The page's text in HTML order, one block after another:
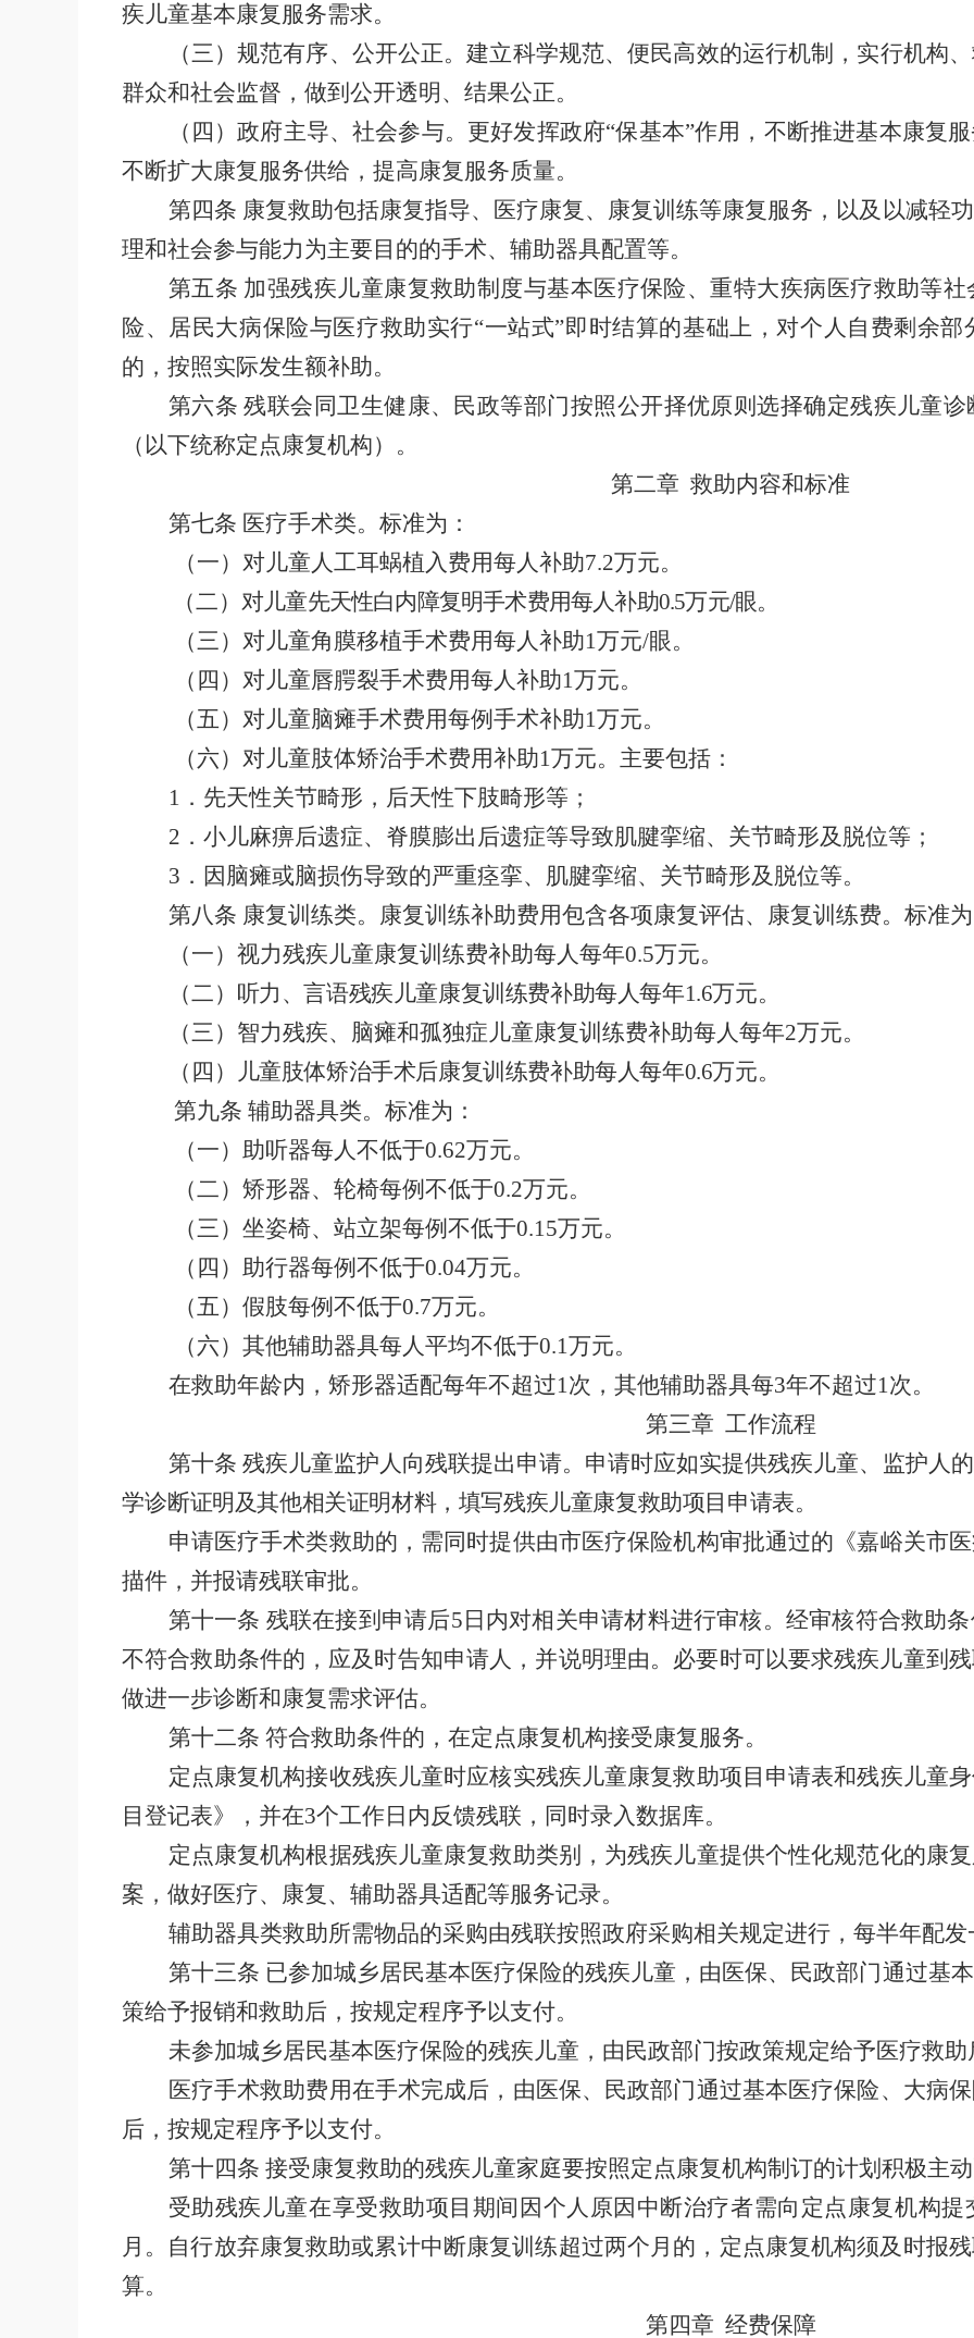
疾儿童基本康复服务需求。
（三）规范有序、公开公正。建立科学规范、便民高效的运行机制，实行机构
群众和社会监督，做到公开透明、结果公正。
（四）政府主导、社会参与。更好发挥政府“保基本”作用，不断推进基本康复
不断扩大康复服务供给，提高康复服务质量。
第四条 康复救助包括康复指导、医疗康复、康复训练等康复服务，以及以减轻
理和社会参与能力为主要目的的手术、辅助器具配置等。
第五条 加强残疾儿童康复救助制度与基本医疗保险、重特大疾病医疗救助等
险、居民大病保险与医疗救助实行“一站式”即时结算的基础上，对个人自费剩余
的，按照实际发生额补助。
第六条 残联会同卫生健康、民政等部门按照公开择优原则选择确定残疾儿童
（以下统称定点康复机构）。
第二章 救助内容和标准
第七条 医疗手术类。标准为：
（一）对儿童人工耳蜗植入费用每人补助7.2万元。
（二） 对儿童先天性白内障复明手术费用每人补助0.5万元/眼。
（三）对儿童角膜移植手术费用每人补助1万元/眼。
（四）对儿童唇腭裂手术费用每人补助1万元。
（五）对儿童脑瘫手术费用每例手术补助1万元。
（六）对儿童肢体矫治手术费用补助1万元。主要包括：
1 ．先天性关节畸形，后天性下肢畸形等；
2 ．小儿麻痹后遗症、脊膜膨出后遗症等导致肌腱挛缩、关节畸形及脱位等；
3 ．因脑瘫或脑损伤导致的严重痉挛、肌腱挛缩、关节畸形及脱位等。
第八条 康复训练类。康复训练补助费用包含各项康复评估、康复训练费。标准
（一）视力残疾儿童康复训练费补助每人每年0.5万元。
（二） 听力、言语残疾儿童康复训练费补助每人每年1.6万元。
（三）智力残疾、脑瘫和孤独症儿童康复训练费补助每人每年2万元。
（四）
儿童肢体矫治手术后康复训练费补助每人每年0.6万元。
第九条 辅助器具类。标准为：
（一）助听器每人不低于0.62万元。
（二）矫形器、轮椅每例不低于0.2万元。
（三）坐姿椅、站立架每例不低于0.15万元。
（四）助行器每例不低于0.04万元。
（五）假肢每例不低于0.7万元。
（六）其他辅助器具每人平均不低于0.1万元。
在救助年龄内，矫形器适配每年不超过1次，其他辅助器具每3年不超过1次。
第三章 工作流程
第十条 残疾儿童监护人向残联提出申请。申请时应如实提供残疾儿童、监护人
学诊断证明及其他相关证明材料，填写残疾儿童康复救助项目申请表。
申请医疗手术类救助的，需同时提供由市医疗保险机构审批通过的《嘉峪关市
描件，并报请残联审批。
第十一条 残联在接到申请后5 日内对相关申请材料进行审核。经审核符合救助
不符合救助条件的，应及时告知申请人，并说明理由。必要时可以要求残疾儿童到
做进一步诊断和康复需求评估。
第十二条 符合救助条件的，在定点康复机构接受康复服务。
定点康复机构接收残疾儿童时应核实残疾儿童康复救助项目申请表和残疾儿童
目登记表》，并在3个工作日内反馈残联，同时录入数据库。
定点康复机构根据残疾儿童康复救助类别，为残疾儿童提供个性化规范化的康
案，做好医疗、康复、辅助器具适配等服务记录。
辅助器具类救助所需物品的采购由残联按照政府采购相关规定进行，每半年配发
第十三条 已参加城乡居民基本医疗保险的残疾儿童， 由医保、民政部门通过基
策给予报销和救助后， 按规定程序予以支付。
未参加城乡居民基本医疗保险的残疾儿童，由民政部门按政策规定给予医疗救助
医疗手术救助费用在手术完成后， 由医保、民政部门通过基本医疗保险、大病
后， 按规定程序予以支付。
第十四条 接受康复救助的残疾儿童家庭要按照定点康复机构制订的计划积极主
受助残疾儿童在享受救助项目期间因个人原因中断治疗者需向定点康复机构
月。自行放弃康复救助或累计中断康复训练超过两个月的，定点康复机构须及时报
算。
第四章 经费保障